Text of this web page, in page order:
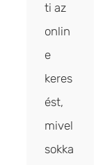
ti az
onlin
e
keres
ést,
mivel
sokka